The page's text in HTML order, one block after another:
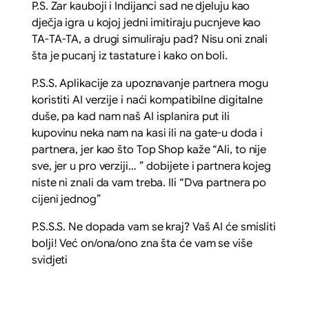
P.S. Zar kauboji i Indijanci sad ne djeluju kao
dječja igra u kojoj jedni imitiraju pucnjeve kao
TA-TA-TA, a drugi simuliraju pad? Nisu oni znali
šta je pucanj iz tastature i kako on boli.
P.S.S. Aplikacije za upoznavanje partnera mogu
koristiti AI verzije i naći kompatibilne digitalne
duše, pa kad nam naš AI isplanira put ili
kupovinu neka nam na kasi ili na gate-u doda i
partnera, jer kao što Top Shop kaže “Ali, to nije
sve, jer u pro verziji… ” dobijete i partnera kojeg
niste ni znali da vam treba. Ili “Dva partnera po
cijeni jednog”
P.S.S.S. Ne dopada vam se kraj? Vaš AI će smisliti
bolji! Već on/ona/ono zna šta će vam se više
svidjeti